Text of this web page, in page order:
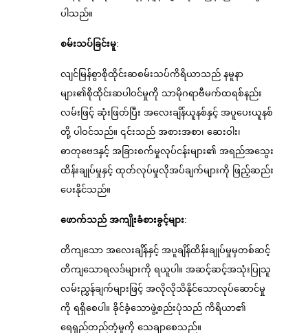
ပါသည်။
စမ်းသပ်ခြင်းမူ:
လျင်မြန်စွာစိုထိုင်းဆစမ်းသပ်ကိရိယာသည် နမူနာ
များ၏စိုထိုင်းဆပါဝင်မှုကို သာမိုဂရာဗီမက်ထရစ်နည်း
လမ်းဖြင့် ဆုံးဖြတ်ပြီး အလေးချိန်ယူနစ်နှင့် အပူပေးယူနစ်
တို့ ပါဝင်သည်။ ၎င်းသည် အစားအစာ၊ ဆေးဝါး၊
ဓာတုဗေဒနှင့် အခြားစက်မှုလုပ်ငန်းများ၏ အရည်အသွေး
ထိန်းချုပ်မှုနှင့် ထုတ်လုပ်မှုလိုအပ်ချက်များကို ဖြည့်ဆည်း
ပေးနိုင်သည်။
ဖောက်သည် အကျိုးခံစားခွင့်များ:
တိကျသော အလေးချိန်နှင့် အပူချိန်ထိန်းချုပ်မှုမှတစ်ဆင့်
တိကျသောရလဒ်များကို ရယူပါ။ အဆင့်ဆင့်အသုံးပြုသူ
လမ်းညွှန်ချက်များဖြင့် အလိုလိုသိနိုင်သောလုပ်ဆောင်မှု
ကို ရရှိစေပါ။ ခိုင်ခံ့သောဖွဲ့စည်းပုံသည် ကိရိယာ၏
ရေရှည်တည်တံ့မှုကို သေချာစေသည်။